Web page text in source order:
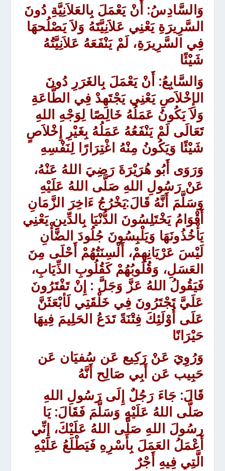
وَالسَّادِسُ: أَنْ يَعْمَلَ بِالعَلاَنِيَّةِ دُونَ
السَّرِيرَةِيَعْنِي عَلاَنِيَّتَهُ وَلاَ يَصْلُحهَا
فِي السَّرِيرَةِ، لَمْ يَنْفَعَهُ عَلاَنِيَّتُهُ
شَيْئًا
وَالسَّابِعُ: أَنْ يَعْمَلَ بِالغَرَرِ دُونَ
الإِخْلاَصِيَعْنِي يَجْتَهِدْ فِي الطَّاعَةِ
وَلاَ يَكُونُ عَمَلُهُ خَالِصًا لِوَجْهِ اللهِ
تَعَالَى لَمْ يَنْفَعُهُ عَمَلُهُ بِغَيْرِ إِخْلاَصٍ
شَيْئًا وَيَكُونُ مِنْهُ اغْتِرَارًا لِنَفْسِهِ
وَرَوَى أَبُو هُرَيْرَةَ رَضِيَ اللهُ عَنْهُ،
عَنْ رَسُولِ اللهِ صَلَّى اللهُ عَلَيْهِ
وَسَلَّمَ أَنَّهُ قَالَ:يَخْرُجُ ءَاخِرَ الزَّمَانِ
أَقْوَامُ يَخْتَلِسُونَ الدُّنْيَا بِالدِّينِ يَعْنِي
يَأْخُذُونَهَا وَيَلْبِسُونَ جُلُودَ الضَّأْنِ
لَيْسَ عَرْيَانِهِمْ، أَلْسِنَتُهُمْ أَحْلَى مِنَ
العَسَلِ، وَقُلُوبُهُمْ كَقُلُوبِ الذِّيَابِ،
فَيَقُولُ اللهُ عَزَّ وَجَلَّ : إِنْ تَفْتَرُونَ
عَلَيَّ تَجْتَرُونَ فِي خَلْقَتِي لَأبْعَثَنَّ
عَلَى أُوْلَئِكَ فِتْنَةً تَدَعُ الحَلِيمَ فِيهَا
حَيْرَانًا
وَرُوِيَ عَنْ رَكِيع عَن سُفيَان عَن
حَبِيب عَن أَبِي صَالِح أَنَّهُ
قَالَ: جَاءَ رَجُلٌ إِلَى رَسُولِ اللهِ
صَلَّى اللهُ عَلَيْهِ وَسَلَّمَ فَقَالَ: يَا
رسُولَ اللهِ صَلَّى اللهُ عَلَيْكَ، إِنِّي
أَعْمَلُ العَمَلَ بِأَسْرِهِ فَيَطْلَعُ عَلَيْهِ
الَّتِي فِيهِ أَجْرٌ